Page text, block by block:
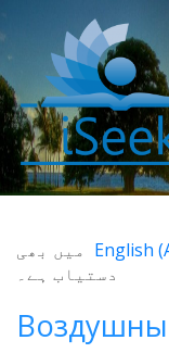
English (
میں بھی
دستیاب ہے۔